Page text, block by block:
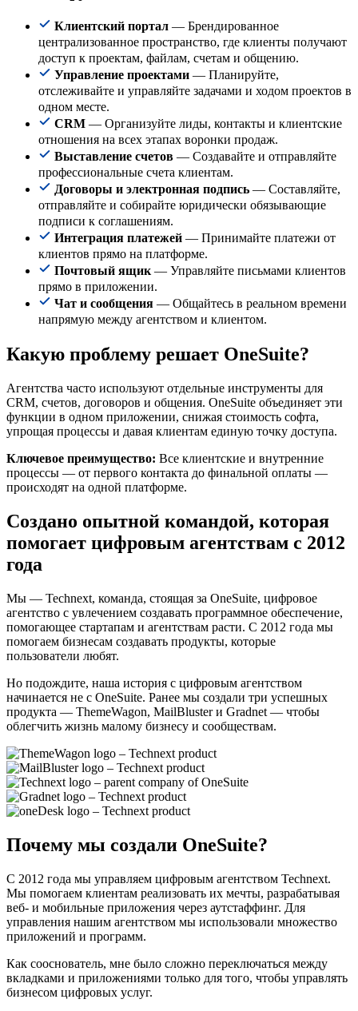
Клиентский портал — Брендированное
централизованное пространство, где клиенты получают
доступ к проектам, файлам, счетам и общению.
Управление проектами — Планируйте,
отслеживайте и управляйте задачами и ходом проектов в
одном месте.
CRM — Организуйте лиды, контакты и клиентские
отношения на всех этапах воронки продаж.
Выставление счетов — Создавайте и отправляйте
профессиональные счета клиентам.
Договоры и электронная подпись — Составляйте,
отправляйте и собирайте юридически обязывающие
подписи к соглашениям.
Интеграция платежей — Принимайте платежи от
клиентов прямо на платформе.
Почтовый ящик — Управляйте письмами клиентов
прямо в приложении.
Чат и сообщения — Общайтесь в реальном времени
напрямую между агентством и клиентом.
Какую проблему решает OneSuite?
Агентства часто используют отдельные инструменты для
CRM, счетов, договоров и общения. OneSuite объединяет эти
функции в одном приложении, снижая стоимость софта,
упрощая процессы и давая клиентам единую точку доступа.
Ключевое преимущество: Все клиентские и внутренние
процессы — от первого контакта до финальной оплаты —
происходят на одной платформе.
Создано опытной командой, которая
помогает цифровым агентствам с 2012
года
Мы — Technext, команда, стоящая за OneSuite, цифровое
агентство с увлечением создавать программное обеспечение,
помогающее стартапам и агентствам расти. С 2012 года мы
помогаем бизнесам создавать продукты, которые
пользователи любят.
Но подождите, наша история с цифровым агентством
начинается не с OneSuite. Ранее мы создали три успешных
продукта — ThemeWagon, MailBluster и Gradnet — чтобы
облегчить жизнь малому бизнесу и сообществам.
Почему мы создали OneSuite?
С 2012 года мы управляем цифровым агентством Technext.
Мы помогаем клиентам реализовать их мечты, разрабатывая
веб- и мобильные приложения через аутстаффинг. Для
управления нашим агентством мы использовали множество
приложений и программ.
Как сооснователь, мне было сложно переключаться между
вкладками и приложениями только для того, чтобы управлять
бизнесом цифровых услуг.